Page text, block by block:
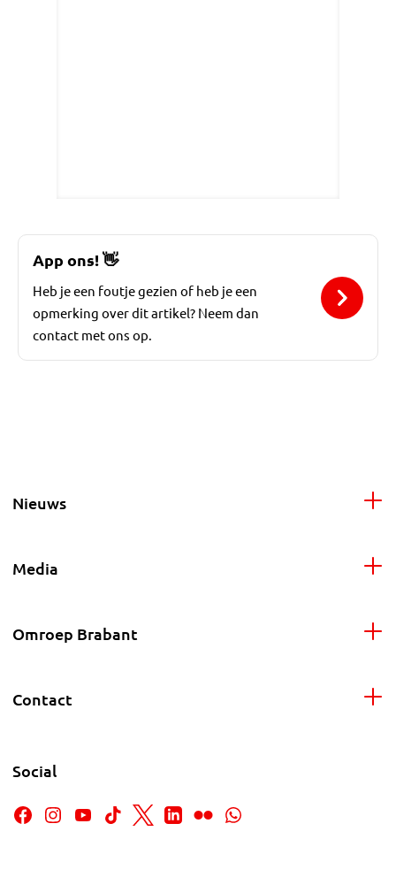
App ons!👋
Heb je een foutje gezien of heb je een
opmerking over dit artikel? Neem dan
contact met ons op.
Nieuws
Media
Omroep Brabant
Contact
Social